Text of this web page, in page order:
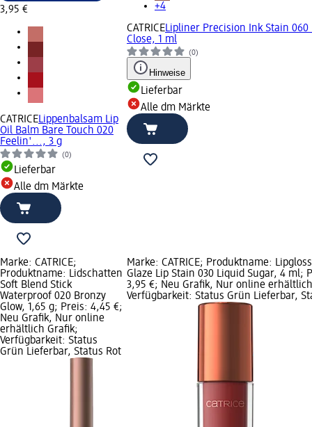
3,95 €
CATRICELippenbalsam Lip
Oil Balm Bare Touch 020
Feelin'..., 3 g
(0)
Lieferbar
Alle dm Märkte
+4
CATRICELipliner Precision Ink Stain 060
Close, 1 ml
(0)
Hinweise
Lieferbar
Alle dm Märkte
Marke: CATRICE;
Produktname: Lidschatten
Soft Blend Stick
Waterproof 020 Bronzy
Glow, 1,65 g; Preis: 4,45 €;
Neu Grafik, Nur online
erhältlich Grafik;
Verfügbarkeit: Status
Grün Lieferbar, Status Rot
Marke: CATRICE; Produktname:
Glaze Lip Stain 030 Liquid Sugar, 4 ml;
3,95 €; Neu Grafik, Nur online
Verfügbarkeit: Status Grün Lieferbar,